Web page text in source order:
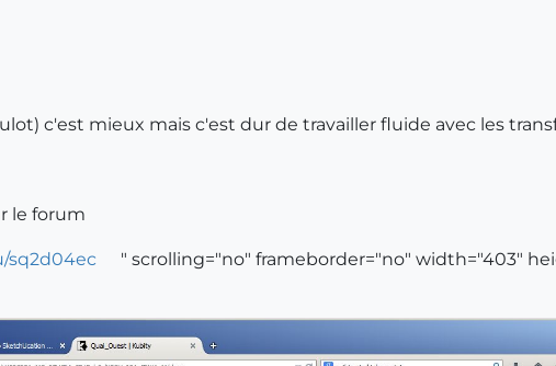
c'est mieux mais c'est dur de travailler fluide avec les
le forum
sq2d04ec
" scrolling="no" frameborder="no" width="403"